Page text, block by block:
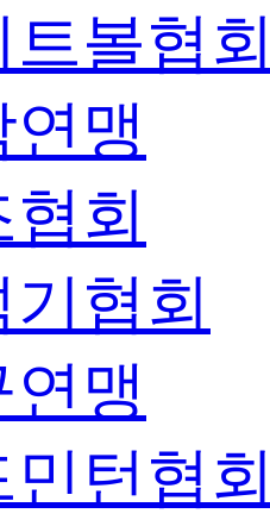
트볼협
맹
회
기협회
연맹
민턴협